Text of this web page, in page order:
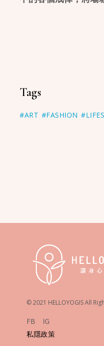
Tags
#ART #FASHION
© 2021 HELLOYOGIS All
FB
IG
私隱政策